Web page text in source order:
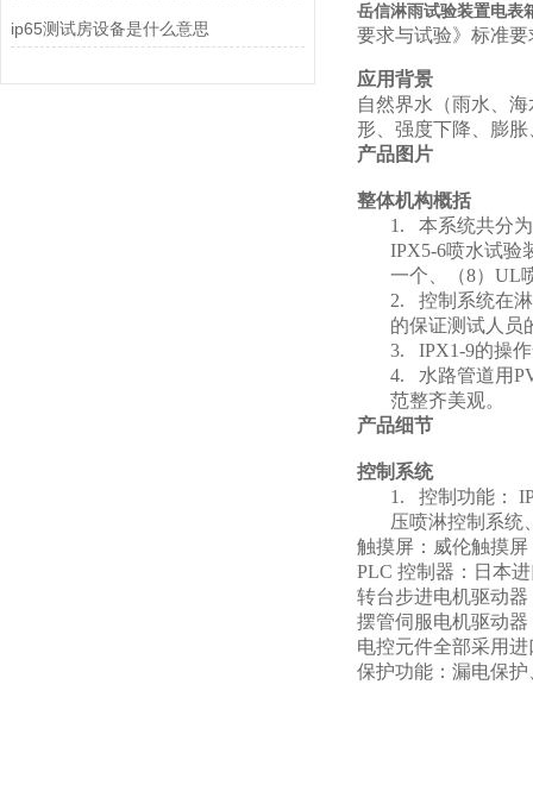
ip65测试房设备是什么意思
岳信淋雨试验装置电表
要求与试验》标准要
应用背景
自然界水（雨水、
形、强度下降、膨
产品图片
整体机构概括
1. 本系统共分
IPX5-6喷水试验
一个、（8）UL
2. 控制系统在
的保证测试人员
3. IPX1-9的操
4. 水路管道用
范整齐美观。
产品细节
控制系统
1. 控制功能：
压喷淋控制系统
触摸屏：威伦触摸
PLC 控制器：日本
转台步进电机驱动器
摆管伺服电机驱动
电控元件全部采用
保护功能：漏电保